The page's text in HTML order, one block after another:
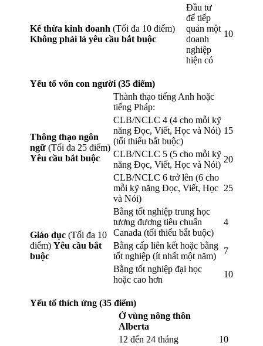
Kế thừa kinh doanh (Tối đa 10 điểm)
Không phải là yêu cầu bắt buộc
Đầu tư
để tiếp
quản một
doanh
nghiệp
hiện có
10
Yếu tố vốn con người (35 điểm)
Thông thạo ngôn
ngữ (Tối đa 25 điểm)
Yêu cầu bắt buộc
Thành thạo tiếng Anh hoặc
tiếng Pháp:
CLB/NCLC 4 (4 cho mỗi kỹ
năng Đọc, Viết, Học và Nói)
(tối thiểu bắt buộc)
15
CLB/NCLC 5 (5 cho mỗi kỹ
năng Đọc, Viết, Học và Nói)
20
CLB/NCLC 6 trở lên (6 cho
mỗi kỹ năng Đọc, Viết, Học
và Nói)
25
Giáo dục (Tối đa 10
điểm) Yêu cầu bắt
buộc
Bằng tốt nghiệp trung học
tương đương tiêu chuẩn
Canada (tối thiểu bắt buộc)
4
Bằng cấp liên kết hoặc bằng
tốt nghiệp (ít nhất một năm)
7
Bằng tốt nghiệp đại học
hoặc cao hơn
10
Yếu tố thích ứng (35 điểm)
Ở vùng nông thôn
Alberta
12 đến 24 tháng
10